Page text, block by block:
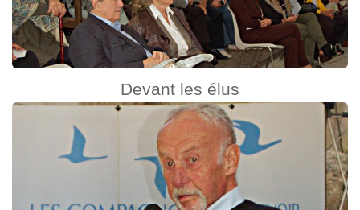
Devant les élus